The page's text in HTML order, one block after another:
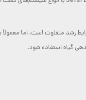
اما معمولاً به صورت ۲ میلی‌لیتر در هر لیتر آب
گیاه استفاده شود.